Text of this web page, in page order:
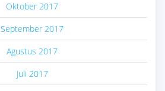
Oktober 2017
September 2017
Agustus 2017
Juli 2017